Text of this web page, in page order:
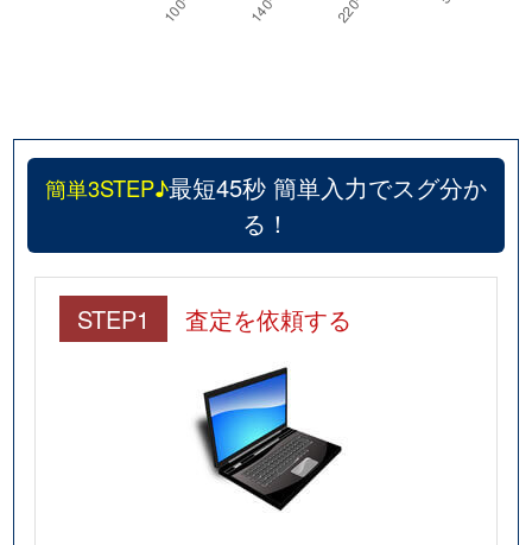
簡単3STEP♪最短45秒 簡単入力でスグ分か
る！
STEP1 査定を依頼する